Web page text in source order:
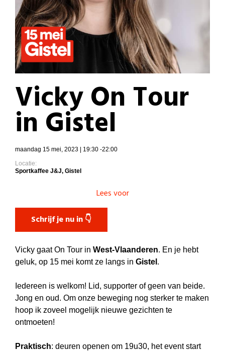
Vicky On Tour
in Gistel
maandag 15 mei, 2023 | 19:30 -22:00
Locatie:
Sportkaffee J&J, Gistel
Lees voor
Schrijf je nu in 👇
Vicky gaat On Tour inWest-Vlaanderen. En je hebt
geluk, op 15 mei komt ze langs inGistel .
Iedereen is welkom! Lid, supporter of geen van beide.
Jong en oud. Om onze beweging nog sterker te maken
hoop ik zoveel mogelijk nieuwe gezichten te
ontmoeten!
Praktisch: deuren openen om 19u30, het event start